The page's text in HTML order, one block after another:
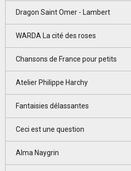
Dragon Saint Omer - Lambert
WARDA La cité des roses
Chansons de France pour petits
Atelier Philippe Harchy
Fantaisies délassantes
Ceci est une question
Alma Naygrin